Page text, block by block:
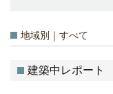
地域別｜すべて
建築中レポート